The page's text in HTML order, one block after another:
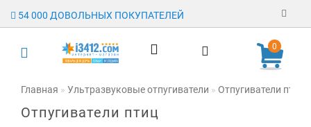
54 000 ДОВОЛЬНЫХ ПОКУПАТЕЛЕЙ
Регистрация
0
Главная Ультразвуковые отпугиватели Отпугиватели птиц
Отпугиватели птиц